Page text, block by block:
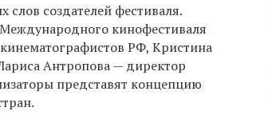
создателей фестиваля.
кинофестиваля
РФ, Кристина
Антропова — директор
представят концепцию